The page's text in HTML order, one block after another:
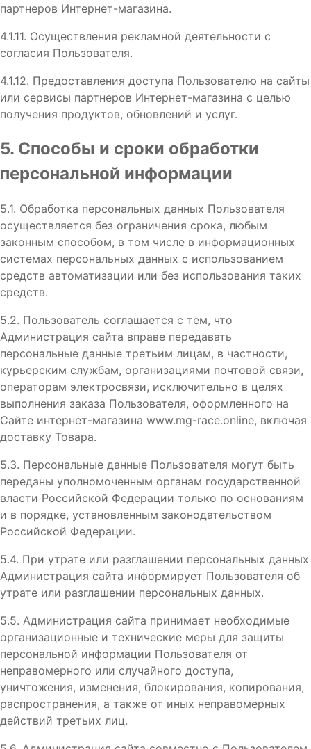
партнеров Интернет-магазина.
4.1.11. Осуществления рекламной деятельности с
согласия Пользователя.
4.1.12. Предоставления доступа Пользователю на сайты
или сервисы партнеров Интернет-магазина с целью
получения продуктов, обновлений и услуг.
5. Способы и сроки обработки
персональной информации
5.1. Обработка персональных данных Пользователя
осуществляется без ограничения срока, любым
законным способом, в том числе в информационных
системах персональных данных с использованием
средств автоматизации или без использования таких
средств.
5.2. Пользователь соглашается с тем, что
Администрация сайта вправе передавать
персональные данные третьим лицам, в частности,
курьерским службам, организациями почтовой связи,
операторам электросвязи, исключительно в целях
выполнения заказа Пользователя, оформленного на
Сайте интернет-магазина www.mg-race.online, включая
доставку Товара.
5.3. Персональные данные Пользователя могут быть
переданы уполномоченным органам государственной
власти Российской Федерации только по основаниям
и в порядке, установленным законодательством
Российской Федерации.
5.4. При утрате или разглашении персональных данных
Администрация сайта информирует Пользователя об
утрате или разглашении персональных данных.
5.5. Администрация сайта принимает необходимые
организационные и технические меры для защиты
персональной информации Пользователя от
неправомерного или случайного доступа,
уничтожения, изменения, блокирования, копирования,
распространения, а также от иных неправомерных
действий третьих лиц.